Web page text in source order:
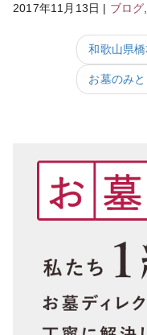
2017年11月13日 | ブログ
和歌山県
お墓のみ